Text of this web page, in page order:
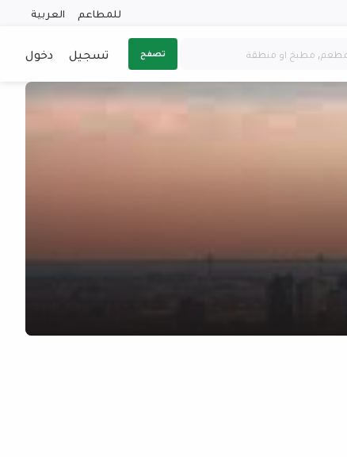
للمطاعم العربية
تصفح تسجيل دخول